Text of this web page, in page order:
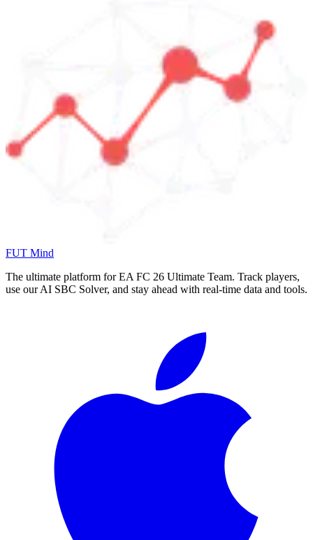
FUT Mind
The ultimate platform for EA FC 26 Ultimate Team. Track players,
use our AI SBC Solver, and stay ahead with real-time data and tools.